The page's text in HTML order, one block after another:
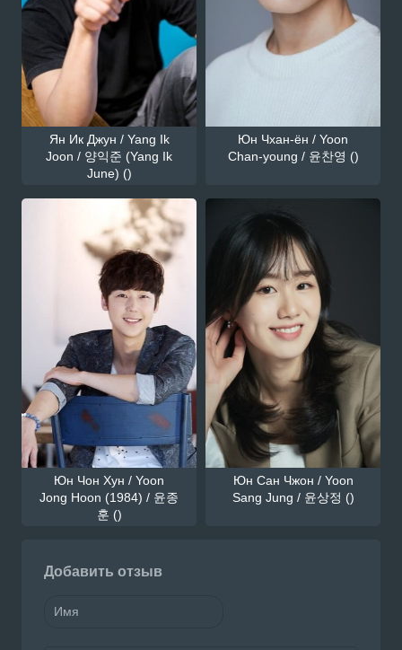
Ян Ик Джун / Yang Ik
Joon / 양익준 (Yang Ik
June) ()
Юн Чхан-ён / Yoon
Chan-young / 윤찬영 ()
Юн Чон Хун / Yoon
Jong Hoon (1984) / 윤종
훈 ()
Юн Сан Чжон / Yoon
Sang Jung / 윤상정 ()
Добавить отзыв